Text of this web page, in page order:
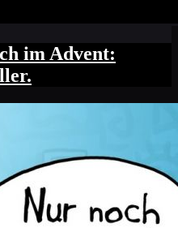
im Advent: